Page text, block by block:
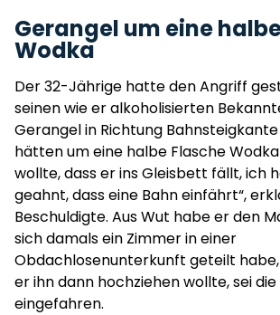
Gerangel um eine
Wodka
Der 32-Jährige hatte den Angriff
seinen wie er alkoholisierten
Gerangel in Richtung
hätten um eine halbe Flasche
wollte, dass er ins Gleisbett fällt, ich
geahnt, dass eine Bahn einfährt“,
Beschuldigte. Aus Wut habe er den
sich damals ein Zimmer in einer
Obdachlosenunterkunft geteilt
er ihn dann hochziehen wollte, sei
eingefahren.